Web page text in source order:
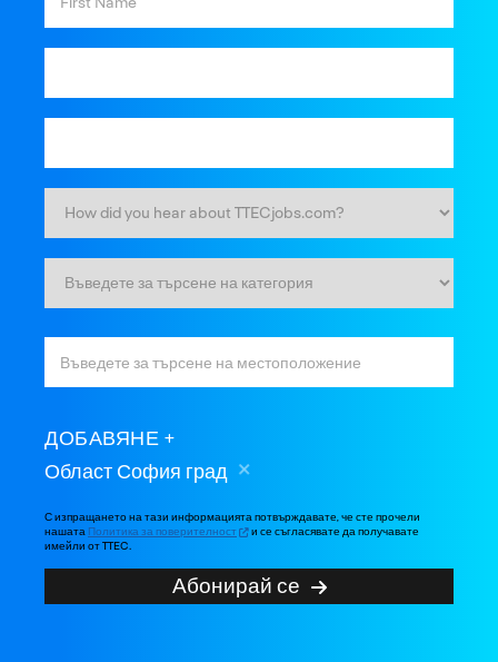
ДОБАВЯНЕ
Област София град
С изпращането на тази информацията потвърждавате, че сте прочели
нашата Политика за поверителност
и се съгласявате да получавате
имейли от TTEC.
Абонирай се